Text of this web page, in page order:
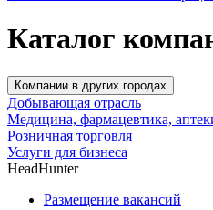
Каталог
Компании в других городах
Добывающая отрасль
Медицина, фармацевтика,
Розничная торговля
Услуги для бизнеса
HeadHunter
Размещение вакансий